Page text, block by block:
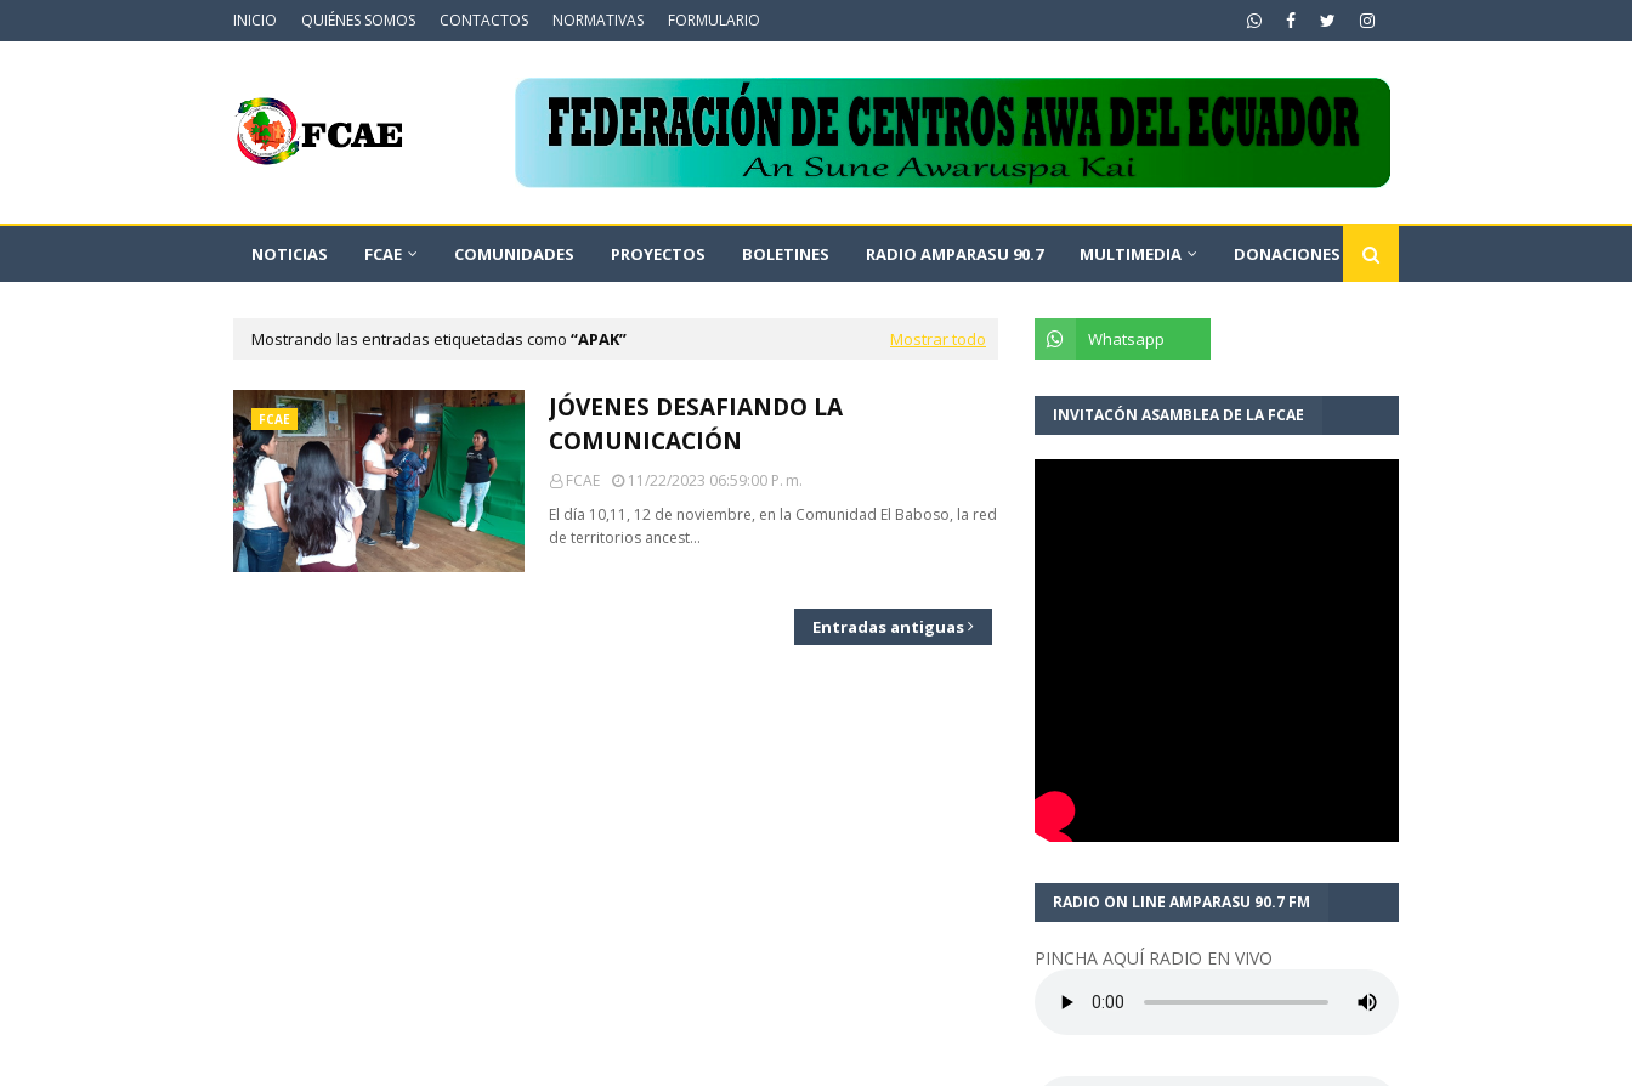
INICIO QUIÉNES SOMOS CONTACTOS NORMATIVAS FORMULARIO
NOTICIAS FCAE COMUNIDADES PROYECTOS BOLETINES RADIO AMPARASU 90.7 MULTIMEDIA DONACIONES
Mostrando las entradas etiquetadas como APAK Mostrar todo
FCAE
JÓVENES DESAFIANDO LA
COMUNICACIÓN
FCAE
11/22/2023 06:59:00 P. M.
El día 10,11, 12 de noviembre, en la Comunidad El Baboso, la red
de territorios ancest…
Entradas antiguas
INVITACÓN ASAMBLEA DE LA FCAE
RADIO ON LINE AMPARASU 90.7 FM
PINCHA AQUÍ RADIO EN VIVO